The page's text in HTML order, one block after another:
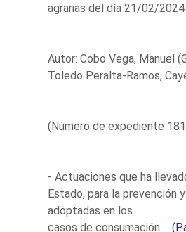
agrarias del día 21/02/2024
Autor: Cobo Vega, Manuel
Toledo Peralta-Ramos,
(Número de expediente
- Actuaciones que ha
Estado, para la prevención
adoptadas en los
casos de consumación ...